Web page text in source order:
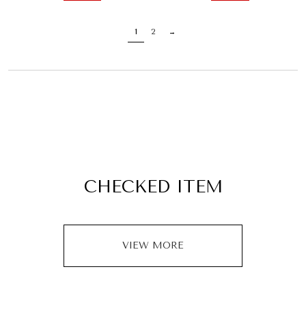
1 2
CHECKED ITEM
VIEW MORE